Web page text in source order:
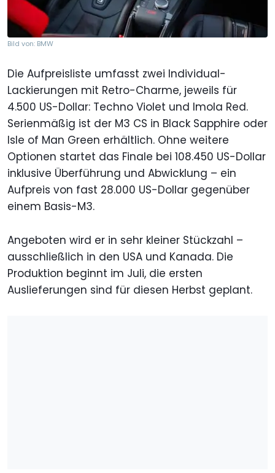
Bild von: BMW
Die Aufpreisliste umfasst zwei Individual-
Lackierungen mit Retro-Charme, jeweils für
4.500 US-Dollar: Techno Violet und Imola Red.
Serienmäßig ist der M3 CS in Black Sapphire oder
Isle of Man Green erhältlich. Ohne weitere
Optionen startet das Finale bei 108.450 US-Dollar
inklusive Überführung und Abwicklung – ein
Aufpreis von fast 28.000 US-Dollar gegenüber
einem Basis-M3.
Angeboten wird er in sehr kleiner Stückzahl –
ausschließlich in den USA und Kanada. Die
Produktion beginnt im Juli, die ersten
Auslieferungen sind für diesen Herbst geplant.